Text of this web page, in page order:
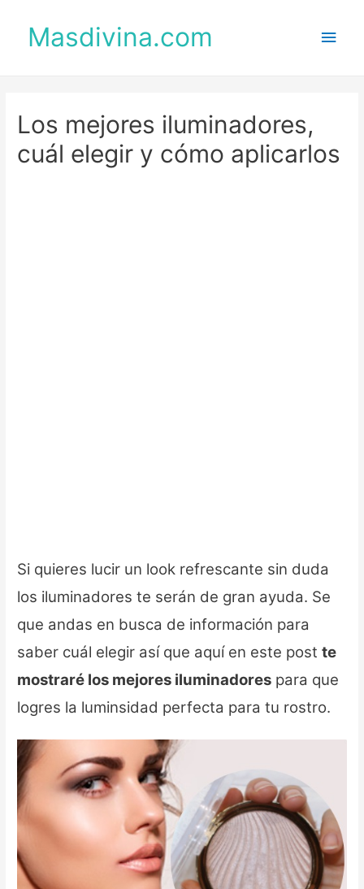
Masdivina.com
Los mejores iluminadores,
cuál elegir y cómo aplicarlos
Si quieres lucir un look refrescante sin duda
los iluminadores te serán de gran ayuda. Se
que andas en busca de información para
saber cuál elegir así que aquí en este postte
mostraré los mejores iluminadores para que
logres la luminsidad perfecta para tu rostro.